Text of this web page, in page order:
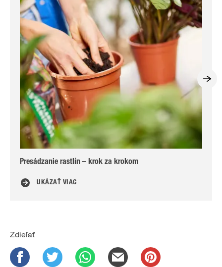
Presádzanie rastlín – krok za krokom
UKÁZAŤ VIAC
Zdieľať